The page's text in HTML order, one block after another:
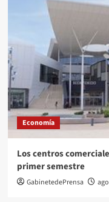
Economía
Los centros
primer semestre
GabinetedePrensa